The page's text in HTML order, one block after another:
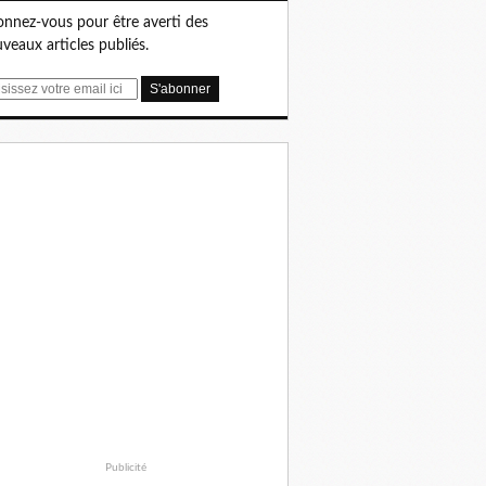
vous pour être averti des
articles publiés.
Publicité